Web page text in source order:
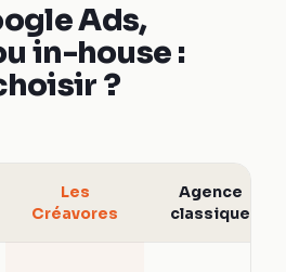
Ads,
in-house :
?
Les
Créavores
Agence
classique